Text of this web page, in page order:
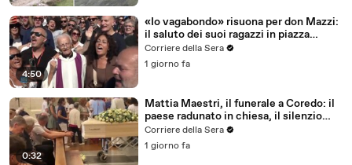
4:50
«Io vagabondo» risuona per don Mazzi:
il saluto dei suoi ragazzi in piazza
Sant'Ambrogio
Corriere della Sera
1 giorno fa
0:32
Mattia Maestri, il funerale a Coredo: il
paese radunato in chiesa, il silenzio
della famiglia, gli abbracci
Corriere della Sera
1 giorno fa